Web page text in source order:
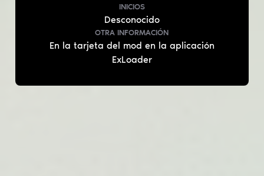
INICIOS
Desconocido
OTRA INFORMACIÓN
En la tarjeta del mod en la aplicación
ExLoader